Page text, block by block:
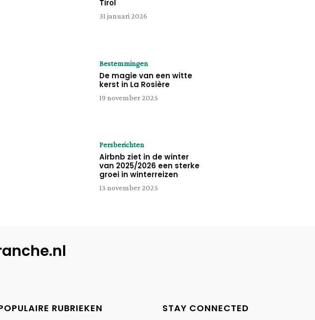
Tirol
31 januari 2026
Bestemmingen
De magie van een witte
kerst in La Rosière
19 november 2025
Persberichten
Airbnb ziet in de winter
van 2025/2026 een sterke
groei in winterreizen
13 november 2025
RUBRIEKEN STAY CONNECTED